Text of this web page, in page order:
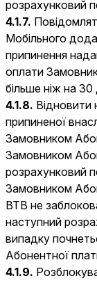
розрахунковий
4.1.7.
Мобільного
припинення
оплати
більше ніж на 30
4.1.8. Відновити
припиненої
Замовником
Замовником
розрахунковий
Замовником
ВТВ не
наступний
випадку
Абонентної
4.1.9.